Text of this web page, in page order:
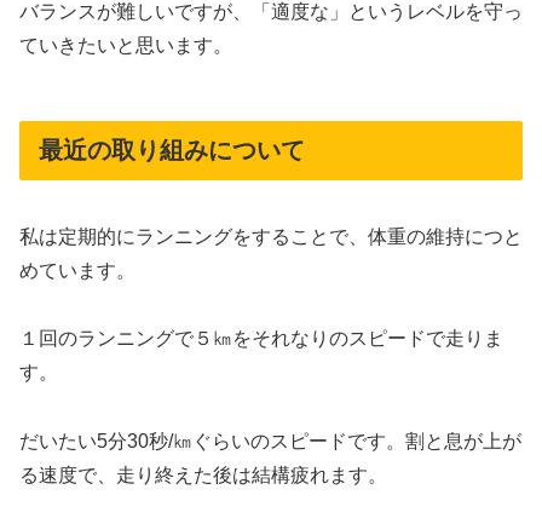
バランスが難しいですが、「適度な」というレベルを守っ
ていきたいと思います。
最近の取り組みについて
私は定期的にランニングをすることで、体重の維持につと
めています。
１回のランニングで５㎞をそれなりのスピードで走りま
す。
だいたい5分30秒/㎞ぐらいのスピードです。割と息が上が
る速度で、走り終えた後は結構疲れます。